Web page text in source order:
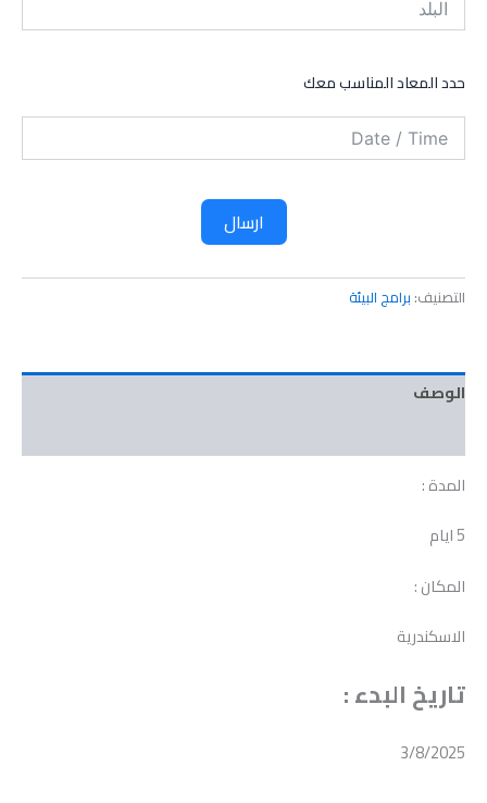
حدد المعاد المناسب معك
ارسال
التصنيف: برامج البيئة
الوصف
المدة :
5 ايام
المكان :
الاسكندرية
تاريخ البدء :
3/8/2025